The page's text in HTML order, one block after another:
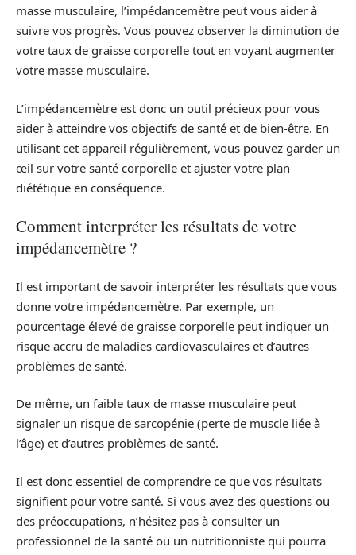
masse musculaire, l’impédancemètre peut vous aider à
suivre vos progrès. Vous pouvez observer la diminution de
votre taux de graisse corporelle tout en voyant augmenter
votre masse musculaire.
L’impédancemètre est donc un outil précieux pour vous
aider à atteindre vos objectifs de santé et de bien-être. En
utilisant cet appareil régulièrement, vous pouvez garder un
œil sur votre santé corporelle et ajuster votre plan
diététique en conséquence.
Comment interpréter les résultats de votre
impédancemètre ?
Il est important de savoir interpréter les résultats que vous
donne votre impédancemètre. Par exemple, un
pourcentage élevé de graisse corporelle peut indiquer un
risque accru de maladies cardiovasculaires et d’autres
problèmes de santé.
De même, un faible taux de masse musculaire peut
signaler un risque de sarcopénie (perte de muscle liée à
l’âge) et d’autres problèmes de santé.
Il est donc essentiel de comprendre ce que vos résultats
signifient pour votre santé. Si vous avez des questions ou
des préoccupations, n’hésitez pas à consulter un
professionnel de la santé ou un nutritionniste qui pourra